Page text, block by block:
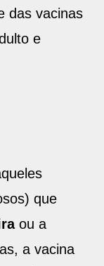
das vacinas
e
que
ou a
a vacina